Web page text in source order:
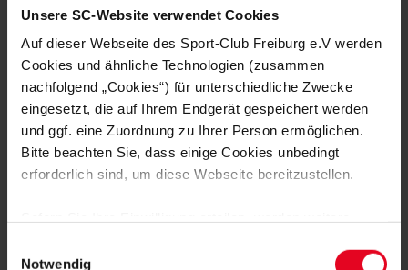
Unsere SC-Website verwendet Cookies
Auf dieser Webseite des Sport-Club Freiburg e.V werden
Cookies und ähnliche Technologien (zusammen
nachfolgend „Cookies“) für unterschiedliche Zwecke
eingesetzt, die auf Ihrem Endgerät gespeichert werden
und ggf. eine Zuordnung zu Ihrer Person ermöglichen.
Bitte beachten Sie, dass einige Cookies unbedingt
erforderlich sind, um diese Webseite bereitzustellen.
Daten von Ihnen (z.B. persönlichen Identifikatoren oder
Notwendig
MEHR NEWS
EFOOTBALL 06.08.2026
BEWEGUNG, MEDIENBILDUNG UND
EFOOTBALL
SCHUHPLATTLERN